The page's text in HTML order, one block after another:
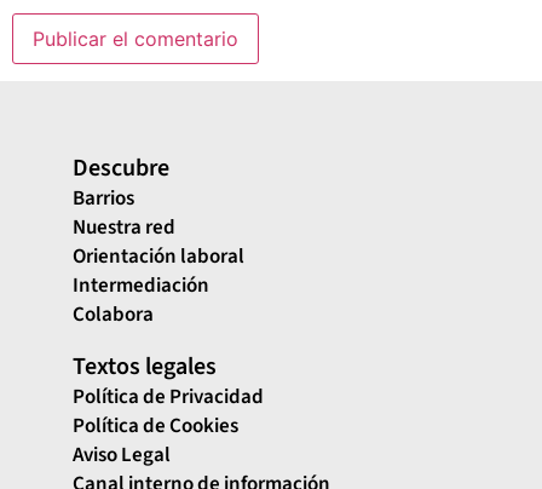
Descubre
Barrios
Nuestra red
Orientación laboral
Intermediación
Colabora
Textos legales
Política de Privacidad
Política de Cookies
Aviso Legal